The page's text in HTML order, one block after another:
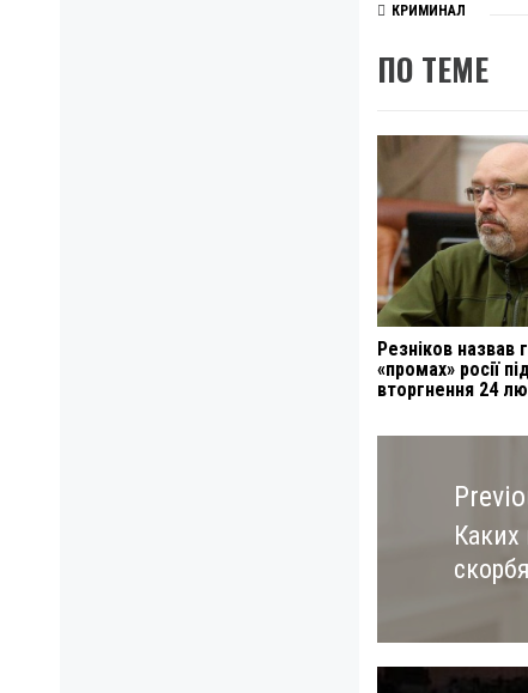
КРИМИНАЛ
ПО ТЕМЕ
Резніков назвав
«промах» росії
вторгнення 24
Навигация
записям
post: